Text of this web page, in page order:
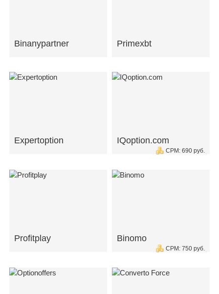
Binanypartner Primexbt
Expertoption IQoption.com
CPM: 690 руб.
Profitplay Binomo
CPM: 750 руб.